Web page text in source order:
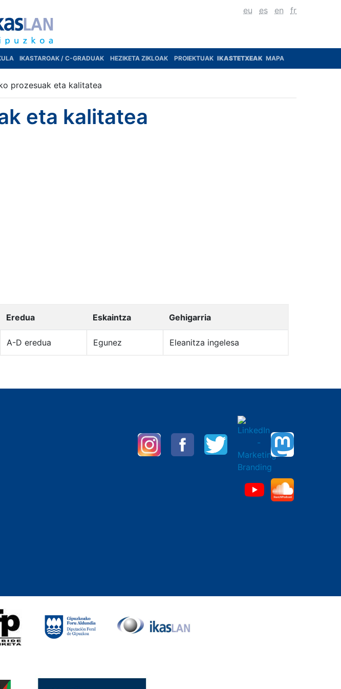
eu es en fr
IKASTAROAK / C-GRADUAK HEZIKETA ZIKLOAK PROIEKTUAK IKASTETXEAK MAPA
prozesuak eta kalitatea
eta kalitatea
Eredua Eskaintza Gehigarria
A-D eredua Egunez Eleanitza ingelesa